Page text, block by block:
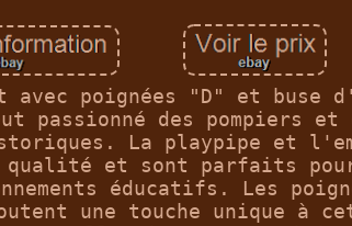
avec poignées "D" et buse
passionné des pompiers et
La playpipe et
qualité et sont parfaits
éducatifs. Les
une touche unique à